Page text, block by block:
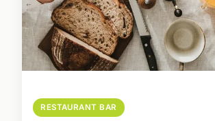
RESTAURANT BAR